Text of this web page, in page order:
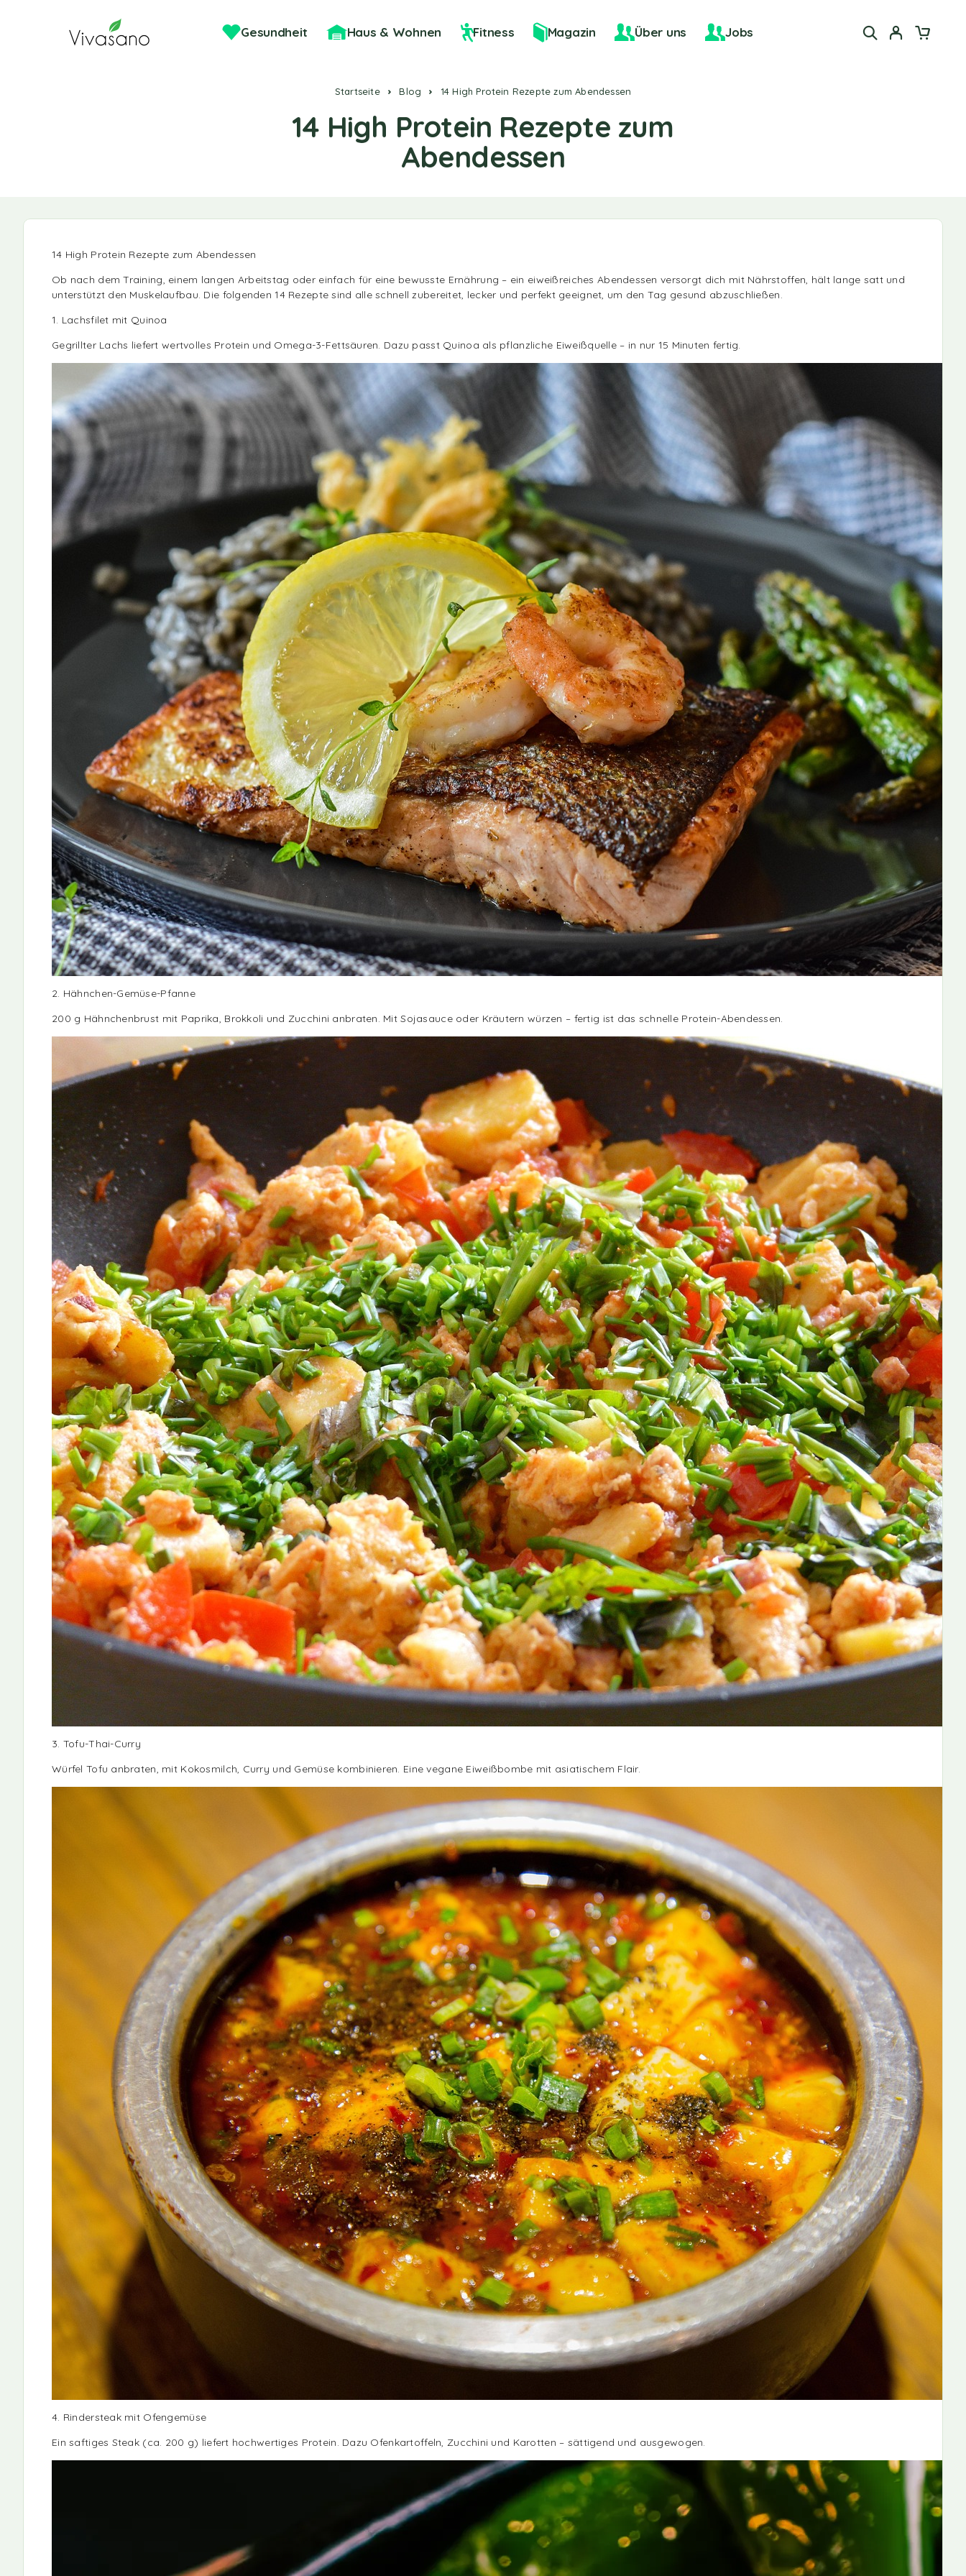
Gesundheit Haus & Wohnen Fitness Magazin Über uns Jobs
Startseite Blog 14 High Protein Rezepte zum Abendessen
14 High Protein Rezepte zum
Abendessen
14 High Protein Rezepte zum Abendessen
Ob nach dem Training, einem langen Arbeitstag oder einfach für eine bewusste Ernährung – ein eiweißreiches Abendessen versorgt dich mit Nährstoffen, hält lange satt und
unterstützt den Muskelaufbau. Die folgenden 14 Rezepte sind alle schnell zubereitet, lecker und perfekt geeignet, um den Tag gesund abzuschließen.
1. Lachsfilet mit Quinoa
Gegrillter Lachs liefert wertvolles Protein und Omega-3-Fettsäuren. Dazu passt Quinoa als pflanzliche Eiweißquelle – in nur 15 Minuten fertig.
2. Hähnchen-Gemüse-Pfanne
200 g Hähnchenbrust mit Paprika, Brokkoli und Zucchini anbraten. Mit Sojasauce oder Kräutern würzen – fertig ist das schnelle Protein-Abendessen.
3. Tofu-Thai-Curry
Würfel Tofu anbraten, mit Kokosmilch, Curry und Gemüse kombinieren. Eine vegane Eiweißbombe mit asiatischem Flair.
4. Rindersteak mit Ofengemüse
Ein saftiges Steak (ca. 200 g) liefert hochwertiges Protein. Dazu Ofenkartoffeln, Zucchini und Karotten – sättigend und ausgewogen.